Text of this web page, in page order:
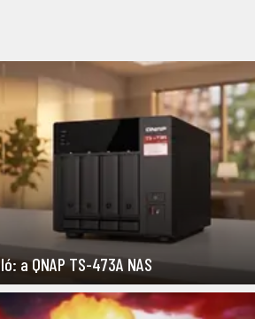
a QNAP TS-473A NAS